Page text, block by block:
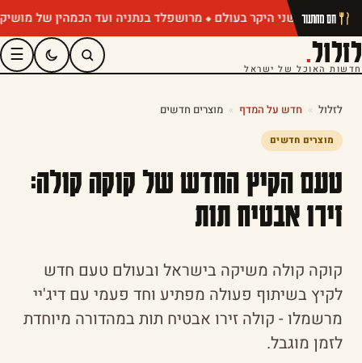
מרושפלד בנתניה ועד הכמהין של מושיק חם מהתנור
לזלול.
חדשות האוכל של ישראל
☰
לזלול » חדש על המדף » מוצרים חדשים
מוצרים חדשים
טעם הקיץ החדש של קוקה קולה:
זירו אבטיח תות
קוקה קולה משיקה בישראל ובעולם טעם חדש
לקיץ בשיתוף פעולה מפתיע וחד פעמי עם דיג'יי
מרשמלו - קולה זירו אבטיח תות במהדורה מיוחדת
לזמן מוגבל.